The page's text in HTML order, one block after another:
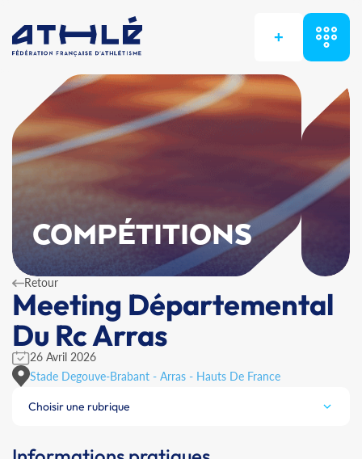
+
COMPÉTITIONS
Retour
Meeting Départemental
Du Rc Arras
26 Avril 2026
Stade Degouve-Brabant - Arras - Hauts De France
Choisir une rubrique